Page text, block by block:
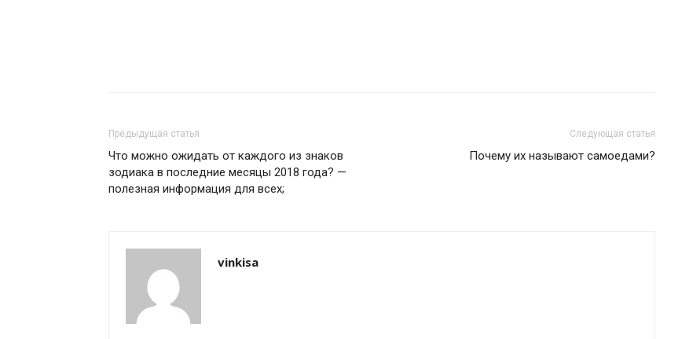
Предыдущая статья
Что можно ожидать от каждого из знаков
зодиака в последние месяцы 2018 года? —
полезная информация для всех;
Следующая статья
Почему их называют самоедами?
vinkisa